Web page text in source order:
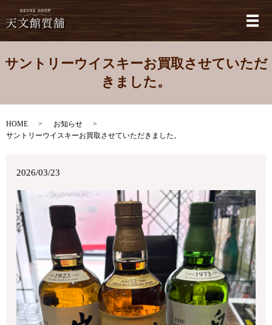
メ
サントリーウイスキーお買取させていただ
きました。
HOME
お知らせ
サントリーウイスキーお買取させていただきました。
2026/03/23